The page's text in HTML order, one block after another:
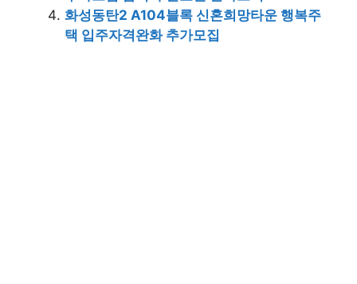
화성동탄2 A104블록 신혼희망타운 행복주
택 입주자격완화 추가모집